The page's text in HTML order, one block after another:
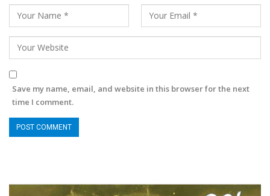
Save my name, email, and website in this browser for the next
time I comment.